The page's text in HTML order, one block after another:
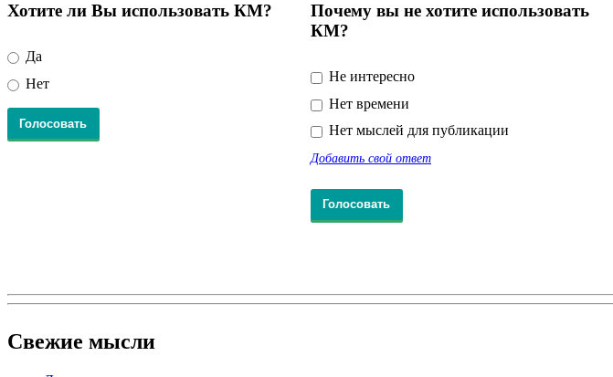
Хотите ли Вы использовать КМ?
Да
Нет
Почему вы не хотите использовать
КМ?
Не интересно
Нет времени
Нет мыслей для публикации
Добавить свой ответ
Свежие мысли